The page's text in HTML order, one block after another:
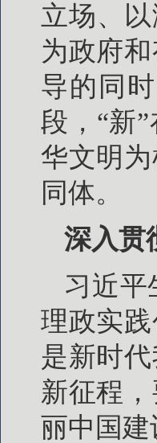
立场、
为政府
导的同
段，“新
华文明
同体。
深入贯
习近平
理政实
是新时
新征程
丽中国建